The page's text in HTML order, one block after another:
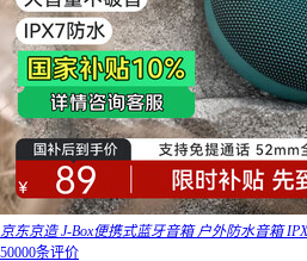
京东京造 J-Box便携式蓝牙音箱 户外防水音箱
50000条评价